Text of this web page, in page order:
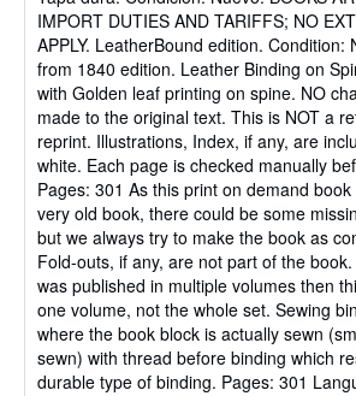
de
5
estrellas
IMPORT DUTIES AND TARIFFS; NO
APPLY. LeatherBound edition. Condition:
from 1840 edition. Leather Binding on
with Golden leaf printing on spine. NO
made to the original text. This is NOT a
reprint. Illustrations, Index, if any, are
white. Each page is checked manually
Pages: 301 As this print on demand
very old book, there could be some
but we always try to make the book as
Fold-outs, if any, are not part of the
was published in multiple volumes then
one volume, not the whole set. Sewing
where the book block is actually sewn
sewn) with thread before binding which
durable type of binding. Pages: 301